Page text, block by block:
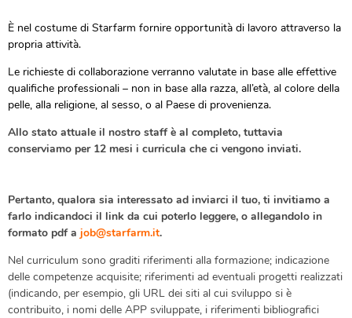
È nel costume di Starfarm fornire opportunità di lavoro attraverso la
propria attività.
Le richieste di collaborazione verranno valutate in base alle effettive
qualifiche professionali – non in base alla razza, all’età, al colore della
pelle, alla religione, al sesso, o al Paese di provenienza.
Allo stato attuale il nostro staff è al completo, tuttavia
conserviamo per 12 mesi i curricula che ci vengono inviati.
Pertanto, qualora sia interessato ad inviarci il tuo, ti invitiamo a
farlo indicandoci il link da cui poterlo leggere, o allegandolo in
formato pdf a job@starfarm.it.
Nel curriculum sono graditi riferimenti alla formazione; indicazione
delle competenze acquisite; riferimenti ad eventuali progetti realizzati
(indicando, per esempio, gli URL dei siti al cui sviluppo si è
contribuito, i nomi delle APP sviluppate, i riferimenti bibliografici